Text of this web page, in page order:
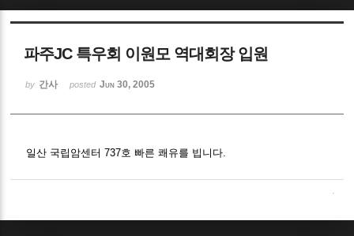
파주JC 특우회 이원모 역대회장 입원
by 간사 posted Jun 30, 2005
일산 국립암센터 737호 빠른 쾌유를 빕니다.
Sketchbook5, 스케치북5
Sketchbook5, 스케치북5